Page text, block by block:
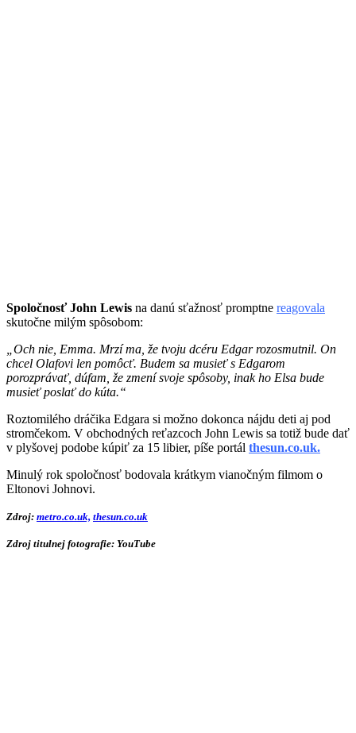
Spoločnosť John Lewis na danú sťažnosť promptne reagovala
skutočne milým spôsobom:
„Och nie, Emma. Mrzí ma, že tvoju dcéru Edgar rozosmutnil. On
chcel Olafovi len pomôcť. Budem sa musieť s Edgarom
porozprávať, dúfam, že zmení svoje spôsoby, inak ho Elsa bude
musieť poslať do kúta.“
Roztomilého dráčika Edgara si možno dokonca nájdu deti aj pod
stromčekom. V obchodných reťazcoch John Lewis sa totiž bude dať
v plyšovej podobe kúpiť za 15 libier, píše portál thesun.co.uk.
Minulý rok spoločnosť bodovala krátkym vianočným filmom o
Eltonovi Johnovi.
Zdroj: metro.co.uk, thesun.co.uk
Zdroj titulnej fotografie: YouTube